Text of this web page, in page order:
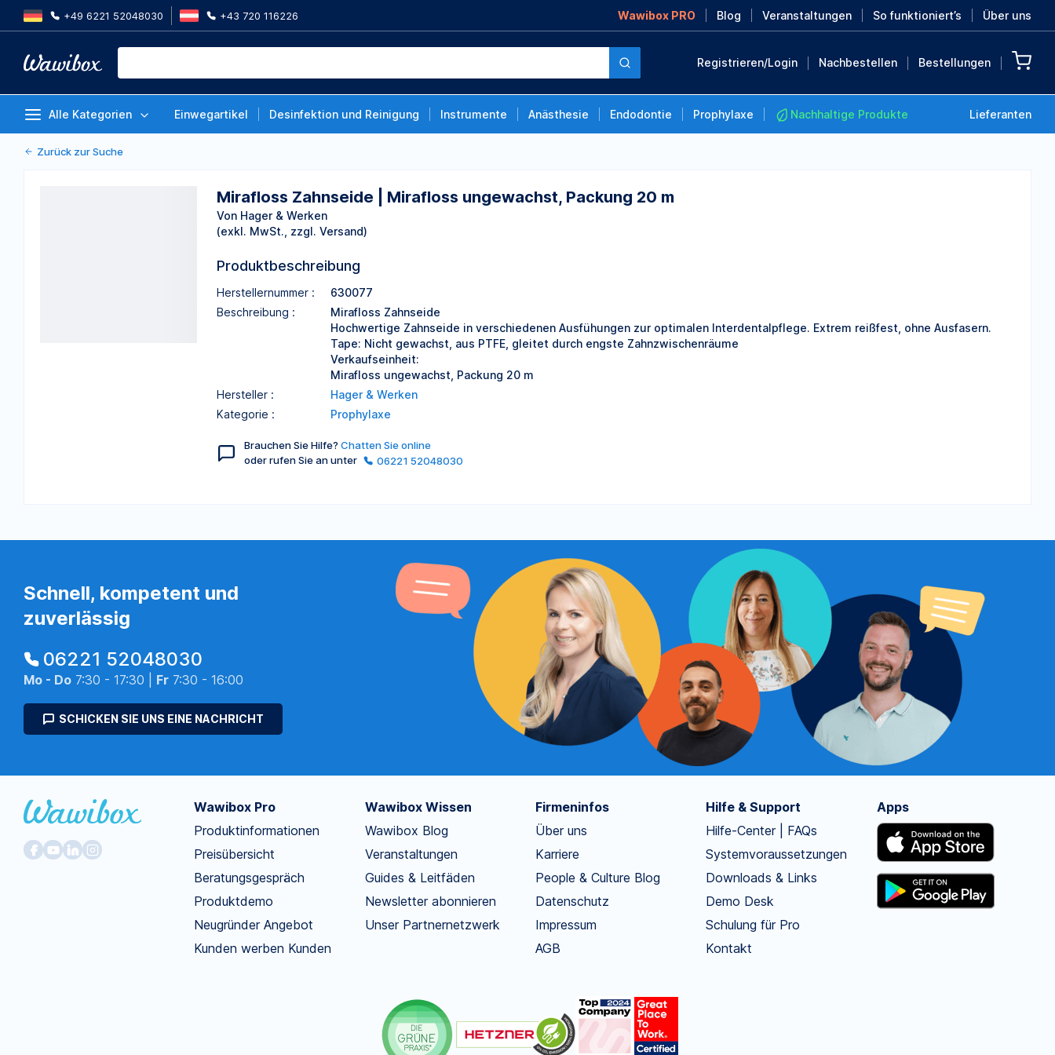
+49 6221 52048030 +43 720 116226 Wawibox PRO Blog Veranstaltungen So funktioniert’s Über uns
Registrieren/Login Nachbestellen Bestellungen
Alle Kategorien Einwegartikel Desinfektion und Reinigung Instrumente Anästhesie Endodontie Prophylaxe Nachhaltige Produkte Lieferanten
Mirafloss Zahnseide | Mirafloss ungewachst, Packung
Zurück zur Suche
Mirafloss Zahnseide | Mirafloss ungewachst, Packung 20 m
Von Hager & Werken
(exkl. MwSt., zzgl. Versand)
Produktbeschreibung
Herstellernummer :
630077
Beschreibung :
Mirafloss Zahnseide
Hochwertige Zahnseide in verschiedenen Ausfühungen zur optimalen Interdentalpflege. Extrem reißfest, ohne Ausfasern.
Tape: Nicht gewachst, aus PTFE, gleitet durch engste Zahnzwischenräume
Verkaufseinheit:
Mirafloss ungewachst, Packung 20 m
Hersteller :
Hager & Werken
Kategorie :
Prophylaxe
Brauchen Sie Hilfe? Chatten Sie online
oder rufen Sie an unter
06221 52048030
Schnell, kompetent und
zuverlässig
06221 52048030
Mo - Do 7:30 - 17:30 | Fr 7:30 - 16:00
SCHICKEN SIE UNS EINE NACHRICHT
Wawibox Pro
Produktinformationen
Preisübersicht
Beratungsgespräch
Produktdemo
Neugründer Angebot
Kunden werben Kunden
Wawibox Wissen
Wawibox Blog
Veranstaltungen
Guides & Leitfäden
Newsletter abonnieren
Unser Partnernetzwerk
Firmeninfos
Über uns
Karriere
People & Culture Blog
Datenschutz
Impressum
AGB
Hilfe & Support
Hilfe-Center | FAQs
Systemvoraussetzungen
Downloads & Links
Demo Desk
Schulung für Pro
Kontakt
Apps